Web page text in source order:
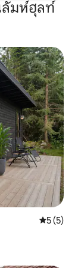
ลัมห์ฮุลท์
คะแนนเฉ
5 (5)